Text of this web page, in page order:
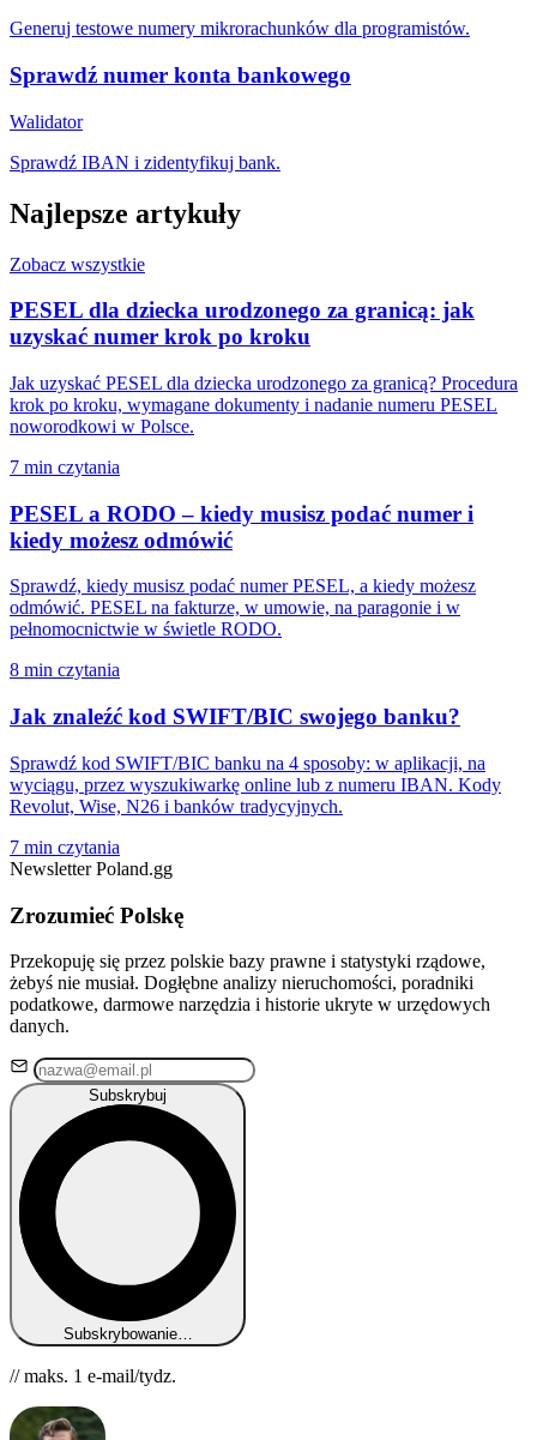
Generuj testowe numery mikrorachunków dla programistów.
Sprawdź numer konta bankowego
Walidator
Sprawdź IBAN i zidentyfikuj bank.
Najlepsze artykuły
Zobacz wszystkie
PESEL dla dziecka urodzonego za granicą: jak
uzyskać numer krok po kroku
Jak uzyskać PESEL dla dziecka urodzonego za granicą? Procedura
krok po kroku, wymagane dokumenty i nadanie numeru PESEL
noworodkowi w Polsce.
7 min czytania
PESEL a RODO – kiedy musisz podać numer i
kiedy możesz odmówić
Sprawdź, kiedy musisz podać numer PESEL, a kiedy możesz
odmówić. PESEL na fakturze, w umowie, na paragonie i w
pełnomocnictwie w świetle RODO.
8 min czytania
Jak znaleźć kod SWIFT/BIC swojego banku?
Sprawdź kod SWIFT/BIC banku na 4 sposoby: w aplikacji, na
wyciągu, przez wyszukiwarkę online lub z numeru IBAN. Kody
Revolut, Wise, N26 i banków tradycyjnych.
7 min czytania
Newsletter Poland.gg
Zrozumieć Polskę
Przekopuję się przez polskie bazy prawne i statystyki rządowe,
żebyś nie musiał. Dogłębne analizy nieruchomości, poradniki
podatkowe, darmowe narzędzia i historie ukryte w urzędowych
danych.
Subskrybuj
Subskrybowanie…
// maks. 1 e-mail/tydz.